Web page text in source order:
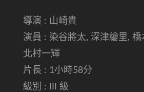
導演 : 山崎貴
演員 : 染谷將太, 深津繪里, 橋
北村一輝
片長 : 1小時58分
級別 : III 級